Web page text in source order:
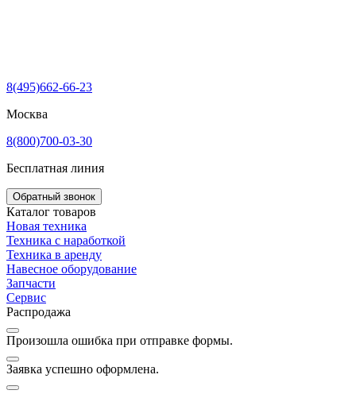
8(495)662-66-23
Москва
8(800)700-03-30
Бесплатная линия
Обратный звонок
Каталог товаров
Новая техника
Техника с наработкой
Техника в аренду
Навесное оборудование
Запчасти
Сервис
Распродажа
Произошла ошибка при отправке формы.
Заявка успешно оформлена.